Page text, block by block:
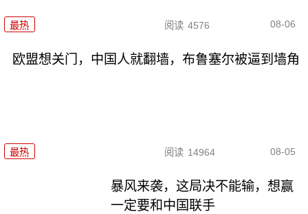
最热 阅读 4576 08-06
欧盟想关门，中国人就翻墙，布鲁塞尔被逼到墙角
最热 阅读 14964 08-05
暴风来袭，这局决不能输，想赢
一定要和中国联手